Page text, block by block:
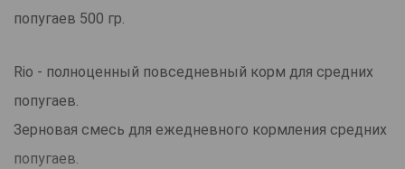
попугаев 500 гр.
Rio - полноценный повседневный корм для средних
попугаев.
Зерновая смесь для ежедневного кормления средних
попугаев.